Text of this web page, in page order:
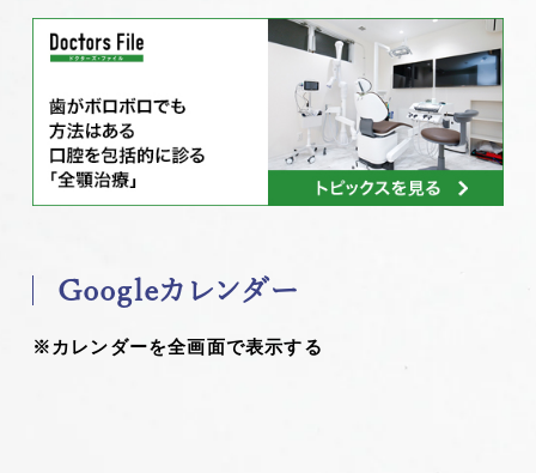
Googleカレンダー
※カレンダーを全画面で表示する